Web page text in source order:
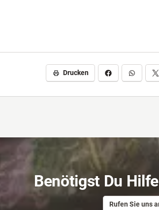
mit ihrer Individualität sowie ihrer
Drucken
Benötigst Du
Rufen Sie uns